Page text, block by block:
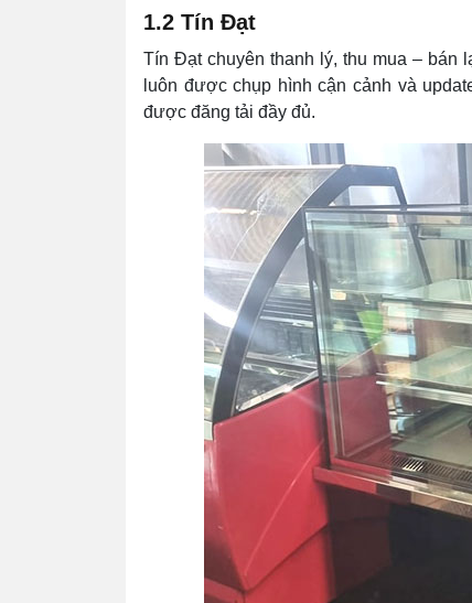
1.2 Tín Đạt
Tín Đạt chuyên thanh lý, thu mua – bán
luôn được chụp hình cận cảnh và
được đăng tải đầy đủ.